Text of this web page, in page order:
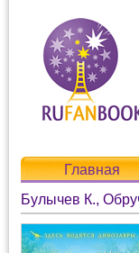
Главная
Булычев К.,